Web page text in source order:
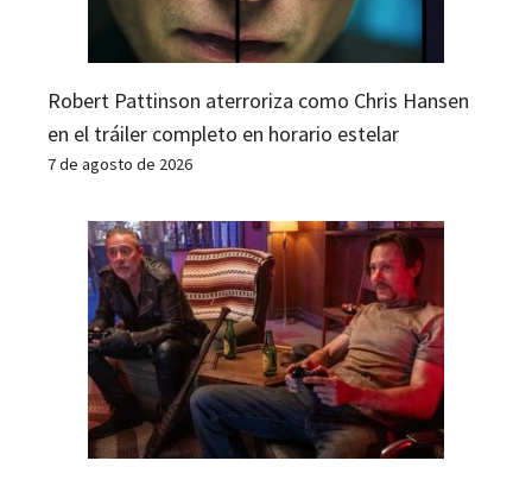
Robert Pattinson aterroriza como Chris Hansen
en el tráiler completo en horario estelar
7 de agosto de 2026